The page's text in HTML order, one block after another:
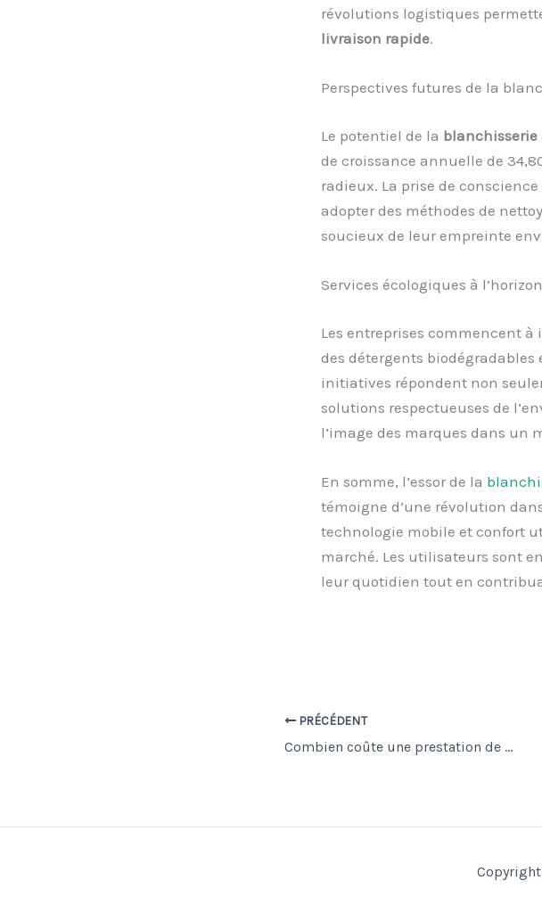
révolutions logistiques
livraison rapide.
Perspectives futures de la
Le potentiel de la blanchisserie
de croissance annuelle de
radieux. La prise de
adopter des méthodes de
soucieux de leur empreinte
Services écologiques à l’horizon
Les entreprises commencent
des détergents biodégradables
initiatives répondent non
solutions respectueuses de
l’image des marques dans un
En somme, l’essor de la
témoigne d’une révolution
technologie mobile et confort
marché. Les utilisateurs sont
leur quotidien tout en
PRÉCÉDENT
Combien coûte une prestation de gardiennage 24h/24 pour une entreprise ?